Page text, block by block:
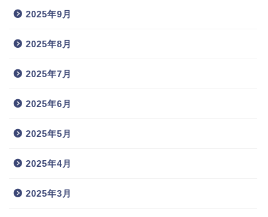
2025年9月
2025年8月
2025年7月
2025年6月
2025年5月
2025年4月
2025年3月